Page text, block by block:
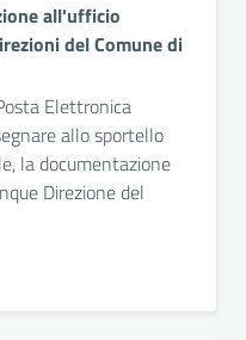
all'ufficio
del Comune di
Elettronica
allo sportello
la documentazione
Direzione del